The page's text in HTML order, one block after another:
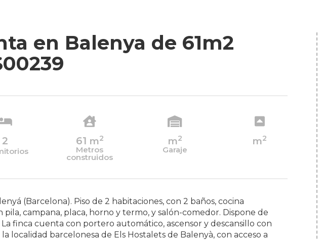
en Balenya de 61m2
2 61 m2
Metros
construidos
m2
Garaje
m2
(Barcelona). Piso de 2 habitaciones, con 2 baños, cocina
campana, placa, horno y termo, y salón-comedor. Dispone de
finca cuenta con portero automático, ascensor y descansillo con
localidad barcelonesa de Els Hostalets de Balenyà, con acceso a